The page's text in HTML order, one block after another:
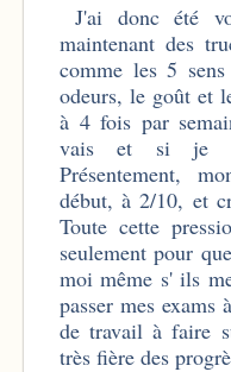
J'ai donc été
maintenant des
comme les 5
odeurs, le goût et
à 4 fois par
vais et si je
Présentement,
début, à 2/10, et
Toute cette
seulement pour
moi même s' ils
passer mes exams
de travail à faire
très fière des